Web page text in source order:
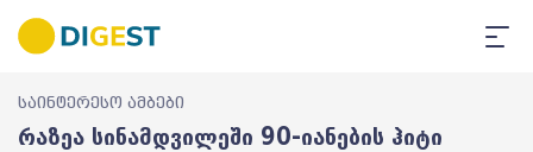
საინტერესო ამბები
რაზეა სინამდვილეში 90-იანების ჰიტი